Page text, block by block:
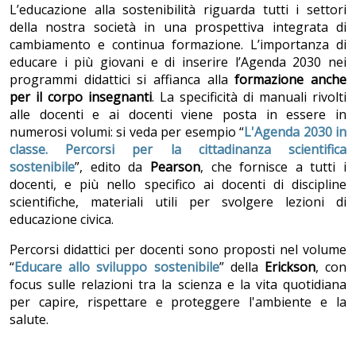
L’educazione alla sostenibilità riguarda tutti i settori
della nostra società in una prospettiva integrata di
cambiamento e continua formazione. L’importanza di
educare i più giovani e di inserire l’Agenda 2030 nei
programmi didattici si affianca allaformazione anche
per il corpo insegnanti. La specificità di manuali rivolti
alle docenti e ai docenti viene posta in essere in
numerosi volumi: si veda per esempio “L'Agenda 2030 in
classe. Percorsi per la cittadinanza scientifica
sostenibile”, edito da Pearson, che fornisce a tutti i
docenti, e più nello specifico ai docenti di discipline
scientifiche, materiali utili per svolgere lezioni di
educazione civica.
Percorsi didattici per docenti sono proposti nel volume
“Educare allo sviluppo sostenibile” della Erickson, con
focus sulle relazioni tra la scienza e la vita quotidiana
per capire, rispettare e proteggere l'ambiente e la
salute.